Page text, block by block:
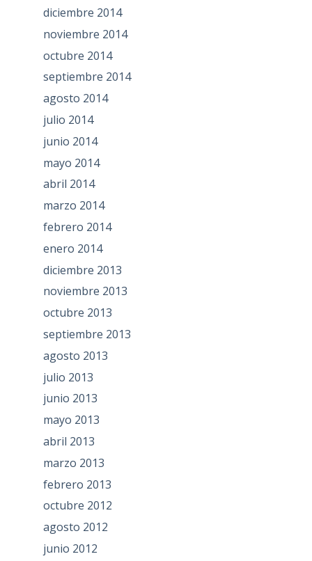
diciembre 2014
noviembre 2014
octubre 2014
septiembre 2014
agosto 2014
julio 2014
junio 2014
mayo 2014
abril 2014
marzo 2014
febrero 2014
enero 2014
diciembre 2013
noviembre 2013
octubre 2013
septiembre 2013
agosto 2013
julio 2013
junio 2013
mayo 2013
abril 2013
marzo 2013
febrero 2013
octubre 2012
agosto 2012
junio 2012